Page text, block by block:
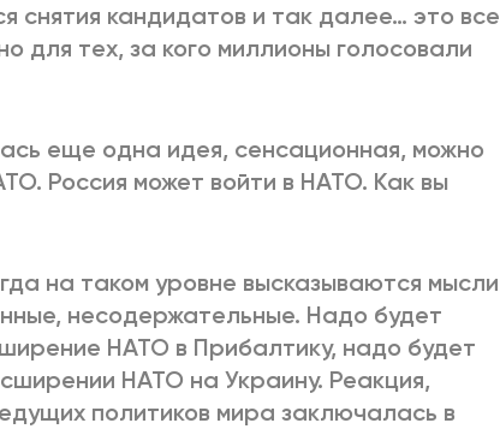
снятия кандидатов и так далее… это все
для тех, за кого миллионы голосовали
еще одна идея, сенсационная, можно
Россия может войти в НАТО. Как вы
на таком уровне высказываются мысли
несодержательные. Надо будет
НАТО в Прибалтику, надо будет
НАТО на Украину. Реакция,
политиков мира заключалась в